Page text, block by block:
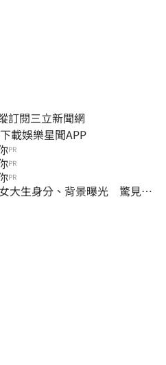
訂閱三立新聞網
星動態 即刻下載娛樂星聞APP
PR
PR
PR
大生身分、背景曝光 驚見